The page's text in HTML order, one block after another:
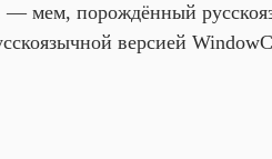
мем, порождённый
версией Window